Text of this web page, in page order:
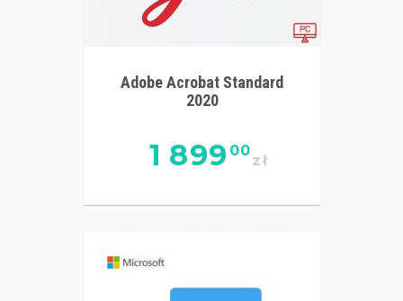
Adobe Acrobat Standard
2020
1 899 00
zł